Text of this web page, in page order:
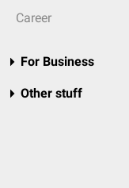
Career
For Business
Other stuff